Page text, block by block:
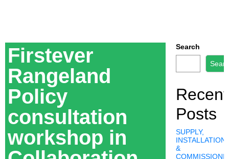
Firstever
Rangeland
Policy
consultation
workshop in
Search
Recent
Posts
SUPPLY,
INSTALLATION,
&